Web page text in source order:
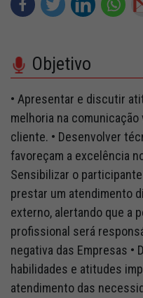
Associe-se
Prêmio de
Objetivo
• Apresentar e discutir
melhoria na
cliente. • Desenvolver
favoreçam a excelência
Sensibilizar o
prestar um atendimento
externo, alertando que a
profissional será
negativa das Empresas
habilidades e atitudes
atendimento das